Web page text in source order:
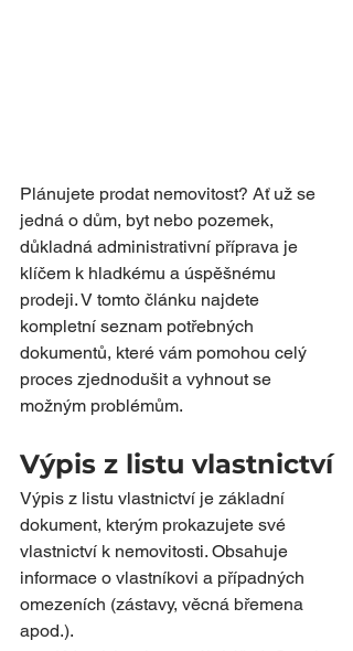
Plánujete prodat nemovitost? Ať už se
jedná o dům, byt nebo pozemek,
důkladná administrativní příprava je
klíčem k hladkému a úspěšnému
prodeji. V tomto článku najdete
kompletní seznam potřebných
dokumentů, které vám pomohou celý
proces zjednodušit a vyhnout se
možným problémům.
Výpis z listu vlastnictví
Výpis z listu vlastnictví je základní
dokument, kterým prokazujete své
vlastnictví k nemovitosti. Obsahuje
informace o vlastníkovi a případných
omezeních (zástavy, věcná břemena
apod.).